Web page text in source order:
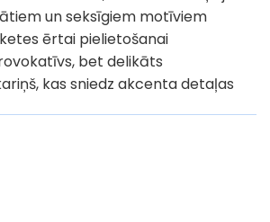
un seksīgiem motīviem
ērtai pielietošanai
bet delikāts
kas sniedz akcenta detaļas